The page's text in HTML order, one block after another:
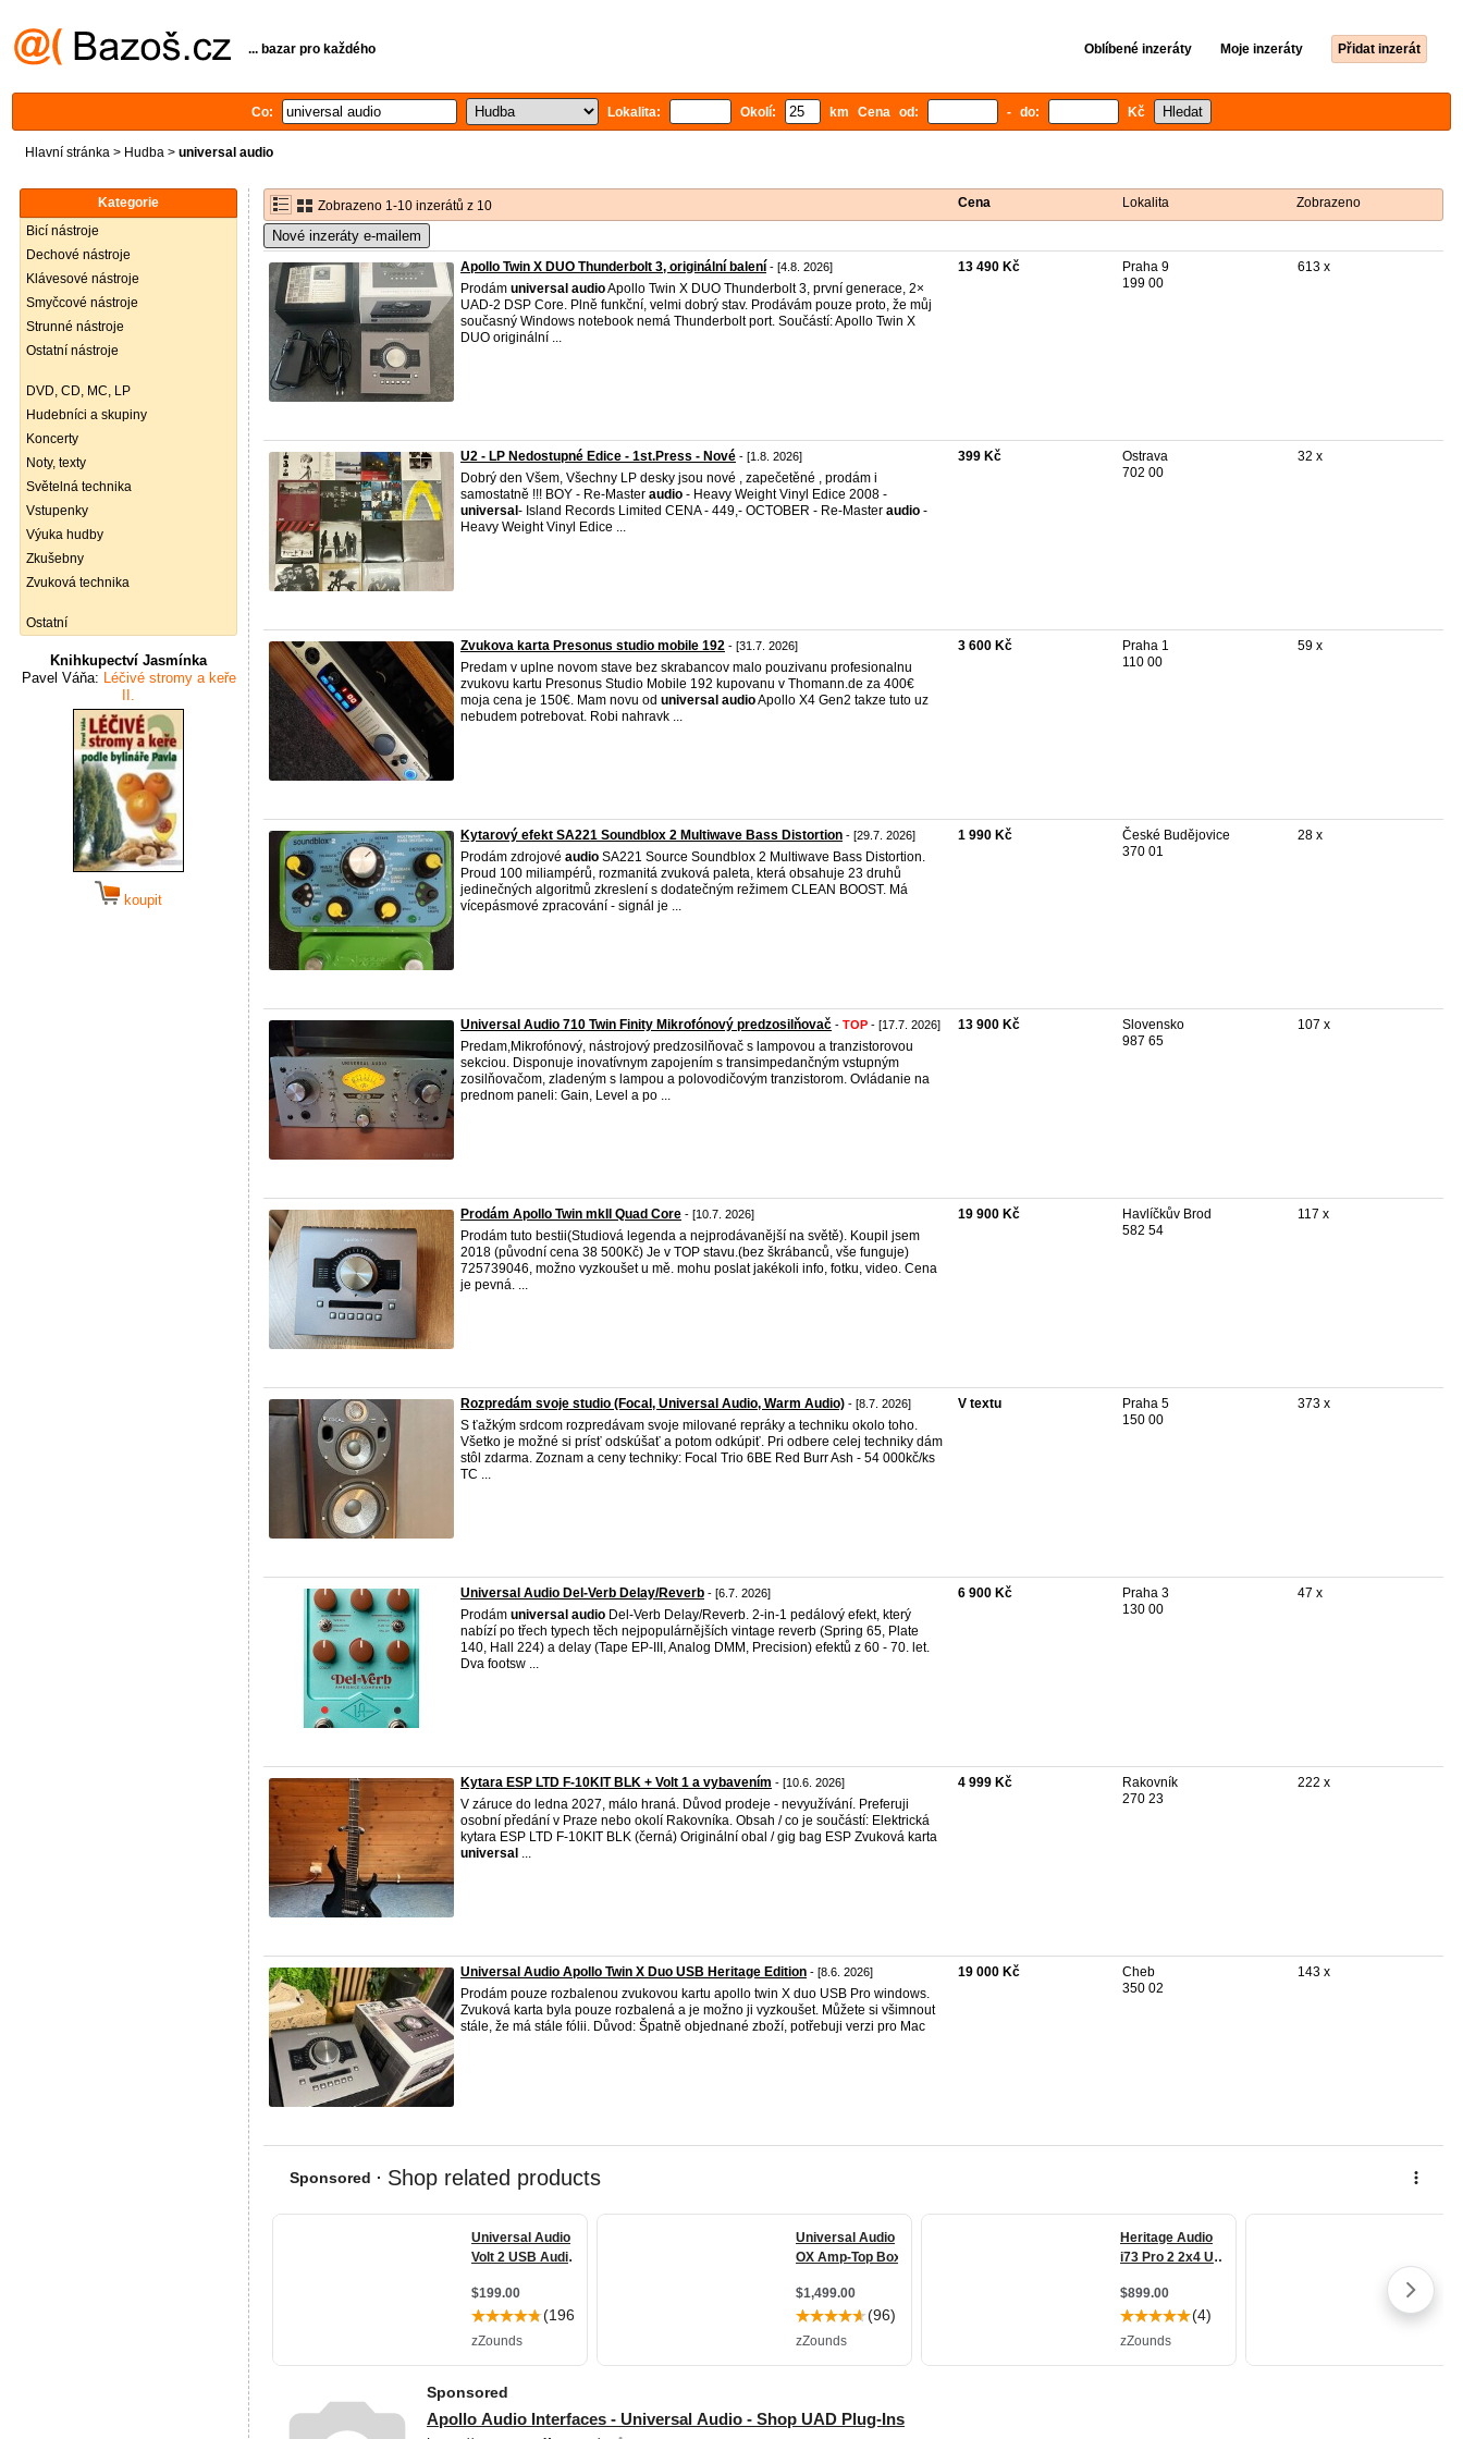
... bazar pro každého Oblíbené inzeráty Moje inzeráty Přidat inzerát
Co: Lokalita: Okolí: km Cena od: - do: Kč
Hlavní stránka > Hudba > universal audio
Kategorie
Bicí nástroje
Dechové nástroje
Klávesové nástroje
Smyčcové nástroje
Strunné nástroje
Ostatní nástroje
DVD, CD, MC, LP
Hudebníci a skupiny
Koncerty
Noty, texty
Světelná technika
Vstupenky
Výuka hudby
Zkušebny
Zvuková technika
Ostatní
Knihkupectví Jasmínka
Pavel Váňa: Léčivé stromy a keře
II.
koupit
Zobrazeno 1-10 inzerátů z 10 Cena Lokalita Zobrazeno
Nové inzeráty e-mailem
Apollo Twin X DUO Thunderbolt 3, originální balení - [4.8. 2026]
Prodám universal audioApollo Twin X DUO Thunderbolt 3, první generace, 2×
UAD-2 DSP Core. Plně funkční, velmi dobrý stav. Prodávám pouze proto, že můj
současný Windows notebook nemá Thunderbolt port. Součástí: Apollo Twin X
DUO originální ...
13 490 Kč
Praha 9
199 00
613 x
U2 - LP Nedostupné Edice - 1st.Press - Nové - [1.8. 2026]
Dobrý den Všem, Všechny LP desky jsou nové , zapečetěné , prodám i
samostatně !!! BOY - Re-Master audio - Heavy Weight Vinyl Edice 2008 -
universal - Island Records Limited CENA - 449,- OCTOBER - Re-Master audio -
Heavy Weight Vinyl Edice ...
399 Kč
Ostrava
702 00
32 x
Zvukova karta Presonus studio mobile 192 - [31.7. 2026]
Predam v uplne novom stave bez skrabancov malo pouzivanu profesionalnu
zvukovu kartu Presonus Studio Mobile 192 kupovanu v Thomann.de za 400€
moja cena je 150€. Mam novu od universal audioApollo X4 Gen2 takze tuto uz
nebudem potrebovat. Robi nahravk ...
3 600 Kč
Praha 1
110 00
59 x
Kytarový efekt SA221 Soundblox 2 Multiwave Bass Distortion - [29.7. 2026]
Prodám zdrojové audio SA221 Source Soundblox 2 Multiwave Bass Distortion.
Proud 100 miliampérů, rozmanitá zvuková paleta, která obsahuje 23 druhů
jedinečných algoritmů zkreslení s dodatečným režimem CLEAN BOOST. Má
vícepásmové zpracování - signál je ...
1 990 Kč
České Budějovice
370 01
28 x
Universal Audio 710 Twin Finity Mikrofónový predzosilňovač - TOP - [17.7. 2026]
Predam,Mikrofónový, nástrojový predzosilňovač s lampovou a tranzistorovou
sekciou. Disponuje inovatívnym zapojením s transimpedančným vstupným
zosilňovačom, zladeným s lampou a polovodičovým tranzistorom. Ovládanie na
prednom paneli: Gain, Level a po ...
13 900 Kč
Slovensko
987 65
107 x
Prodám Apollo Twin mkII Quad Core - [10.7. 2026]
Prodám tuto bestii(Studiová legenda a nejprodávanější na světě). Koupil jsem
2018 (původní cena 38 500Kč) Je v TOP stavu.(bez škrábanců, vše funguje)
725739046, možno vyzkoušet u mě. mohu poslat jakékoli info, fotku, video. Cena
je pevná. ...
19 900 Kč
Havlíčkův Brod
582 54
117 x
Rozpredám svoje studio (Focal, Universal Audio, Warm Audio) - [8.7. 2026]
S ťažkým srdcom rozpredávam svoje milované repráky a techniku okolo toho.
Všetko je možné si prísť odskúšať a potom odkúpiť. Pri odbere celej techniky dám
stôl zdarma. Zoznam a ceny techniky: Focal Trio 6BE Red Burr Ash - 54 000kč/ks
TC ...
V textu
Praha 5
150 00
373 x
Universal Audio Del-Verb Delay/Reverb - [6.7. 2026]
Prodám universal audio Del-Verb Delay/Reverb. 2-in-1 pedálový efekt, který
nabízí po třech typech těch nejpopulárnějších vintage reverb (Spring 65, Plate
140, Hall 224) a delay (Tape EP-III, Analog DMM, Precision) efektů z 60 - 70. let.
Dva footsw ...
6 900 Kč
Praha 3
130 00
47 x
Kytara ESP LTD F-10KIT BLK + Volt 1 a vybavením - [10.6. 2026]
V záruce do ledna 2027, málo hraná. Důvod prodeje - nevyužívání. Preferuji
osobní předání v Praze nebo okolí Rakovníka. Obsah / co je součástí: Elektrická
kytara ESP LTD F-10KIT BLK (černá) Originální obal / gig bag ESP Zvuková karta
universal ...
4 999 Kč
Rakovník
270 23
222 x
Universal Audio Apollo Twin X Duo USB Heritage Edition - [8.6. 2026]
Prodám pouze rozbalenou zvukovou kartu apollo twin X duo USB Pro windows.
Zvuková karta byla pouze rozbalená a je možno ji vyzkoušet. Můžete si všimnout
stále, že má stále fólii. Důvod: Špatně objednané zboží, potřebuji verzi pro Mac
19 000 Kč
Cheb
350 02
143 x